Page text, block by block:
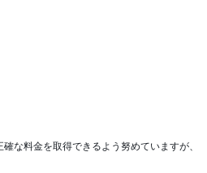
な料金を取得できるよう努めていますが、